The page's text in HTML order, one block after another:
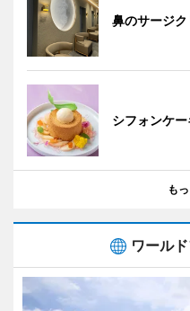
鼻のサージ
シフォンケー
も
ワール